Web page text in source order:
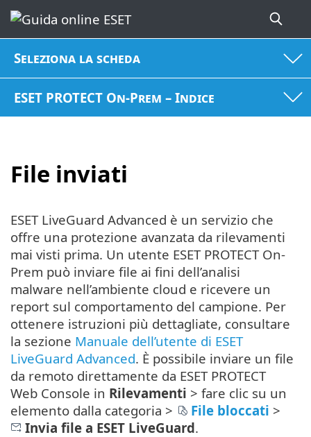
Seleziona la scheda
ESET PROTECT On-Prem – Indice
File inviati
ESET LiveGuard Advanced è un servizio che
offre una protezione avanzata da rilevamenti
mai visti prima. Un utente ESET PROTECT On-
Prem può inviare file ai fini dell’analisi
malware nell’ambiente cloud e ricevere un
report sul comportamento del campione. Per
ottenere istruzioni più dettagliate, consultare
la sezione Manuale dell’utente di ESET
LiveGuard Advanced. È possibile inviare un file
da remoto direttamente da ESET PROTECT
Web Console in Rilevamenti > fare clic su un
elemento dalla categoria >
File bloccati >
Invia file a ESET LiveGuard.